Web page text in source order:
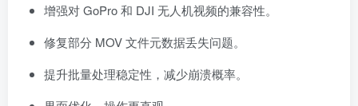
增强对 GoPro 和 DJI 无人机视频的兼容性。
修复部分 MOV 文件元数据丢失问题。
提升批量处理稳定性，减少崩溃概率。